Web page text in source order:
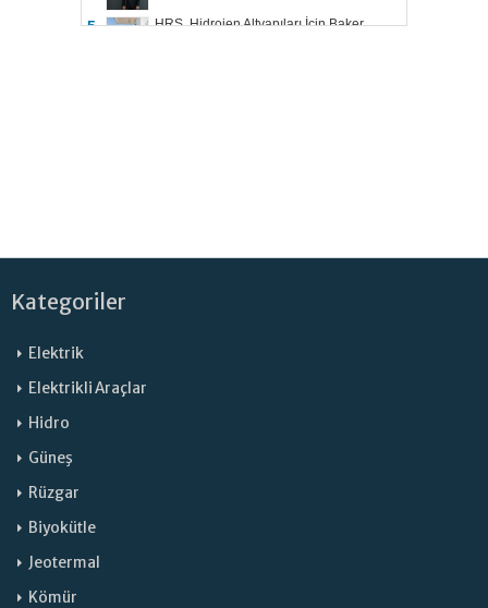
5.
HRS, Hidrojen Altyapıları İçin Baker
Kategoriler
Elektrik
Elektrikli Araçlar
Hidro
Güneş
Rüzgar
Biyokütle
Jeotermal
Kömür